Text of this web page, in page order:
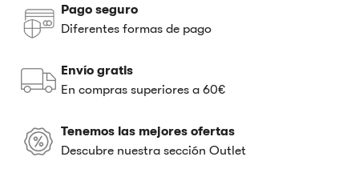
Pago seguro
Diferentes formas de pago
Envío gratis
En compras superiores a 60€
Tenemos las mejores ofertas
Descubre nuestra sección Outlet